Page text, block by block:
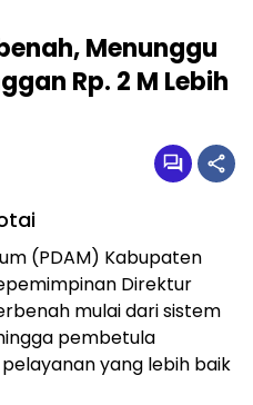
Menunggu
Rp. 2 M Lebih
(PDAM) Kabupaten
Direktur
mulai dari sistem
pembetula
yang lebih baik